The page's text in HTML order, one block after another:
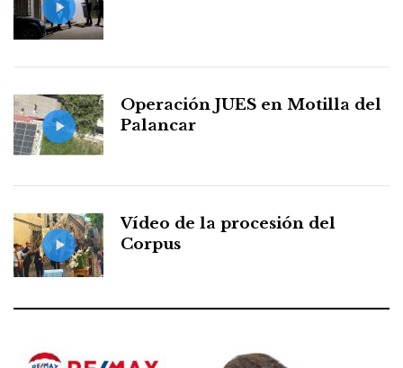
Operación JUES en Motilla del
Palancar
Vídeo de la procesión del
Corpus